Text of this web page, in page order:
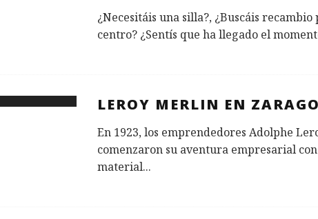
¿Necesitáis una silla?, ¿Buscáis recambio
centro? ¿Sentís que ha llegado el
LEROY MERLIN EN
En 1923, los emprendedores Adolphe
comenzaron su aventura empresarial
material...